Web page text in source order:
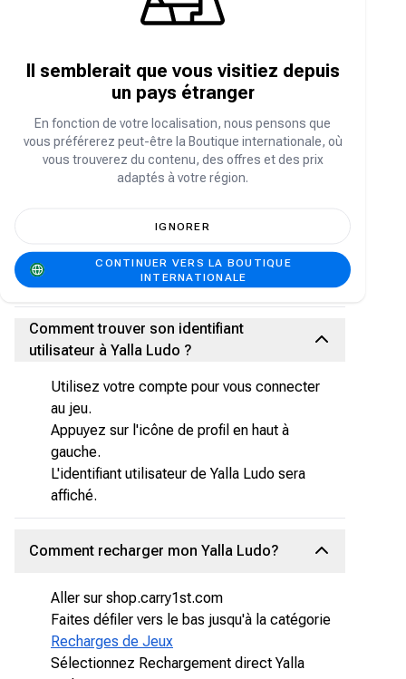
Ludo . Ils servent souvent à débloquer des
fonctionnalités premium, des objets exclusifs
et d'autres achats intégrés de grande valeur.
À quoi sert le diamant Yalla Ludo ?
objets exclusifs et des achats intégrés de
grande valeur. Ils peuvent donner accès à des
tournois spéciaux, des modes de jeu exclusifs
ou des options de personnalisation uniques.
Comment trouver son identifiant
utilisateur à Yalla Ludo ?
Utilisez votre compte pour vous connecter
au jeu.
Appuyez sur l'icône de profil en haut à
gauche.
L'identifiant utilisateur de Yalla Ludo sera
affiché.
Comment recharger mon Yalla Ludo?
Aller sur shop.carry1st.com
Faites défiler vers le bas jusqu'à la catégorie
Recharges de Jeux
Sélectionnez Rechargement direct Yalla
Il semblerait que vous visitiez depuis
un pays étranger
En fonction de votre localisation, nous pensons que
vous préférerez peut-être la Boutique internationale, où
vous trouverez du contenu, des offres et des prix
adaptés à votre région.
IGNORER
CONTINUER VERS LA BOUTIQUE
INTERNATIONALE